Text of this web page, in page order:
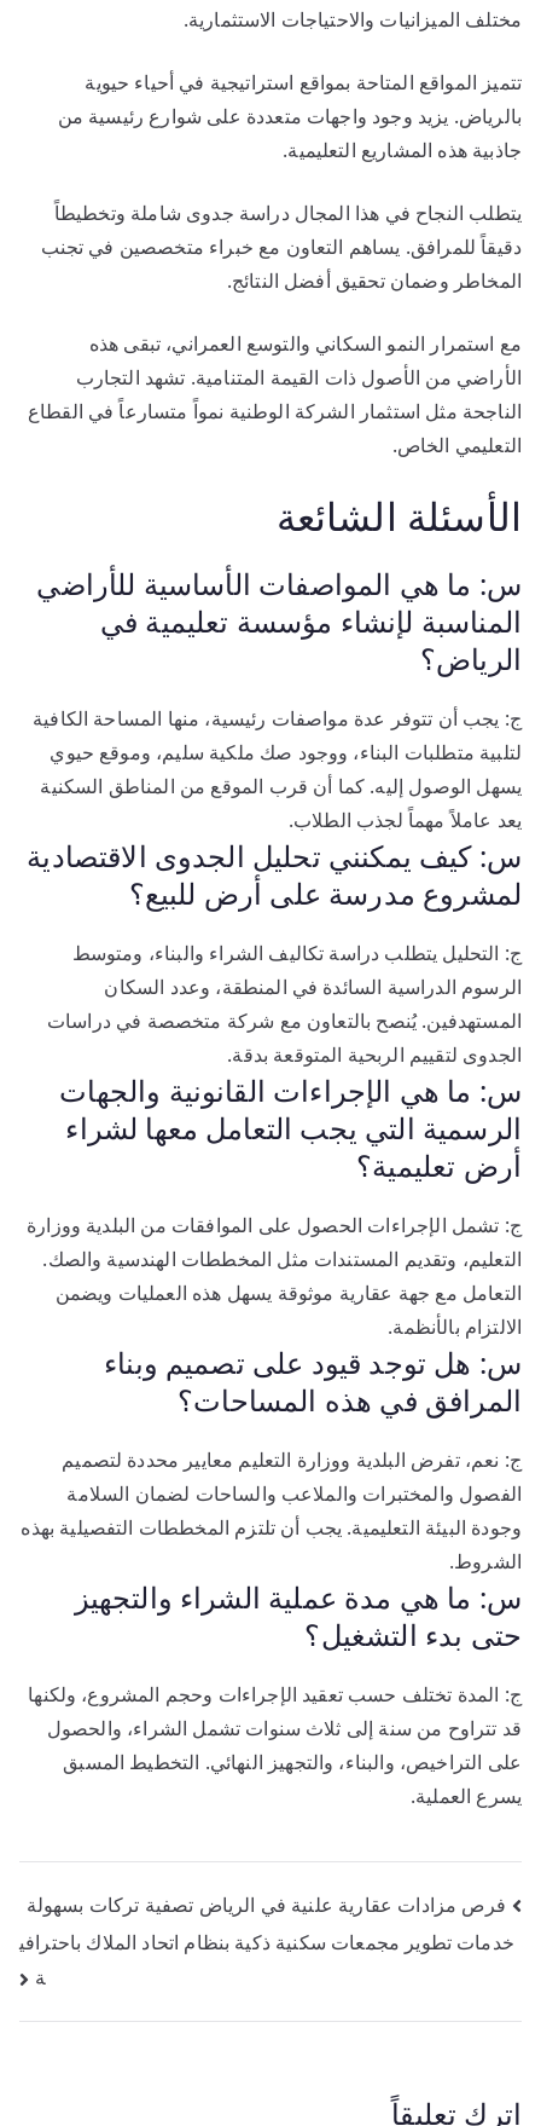
مختلف الميزانيات والاحتياجات الاستثمارية.
تتميز المواقع المتاحة بمواقع استراتيجية في أحياء حيوية
بالرياض. يزيد وجود واجهات متعددة على شوارع رئيسية من
جاذبية هذه المشاريع التعليمية.
يتطلب النجاح في هذا المجال دراسة جدوى شاملة وتخطيطاً
دقيقاً للمرافق. يساهم التعاون مع خبراء متخصصين في تجنب
المخاطر وضمان تحقيق أفضل النتائج.
مع استمرار النمو السكاني والتوسع العمراني، تبقى هذه
الأراضي من الأصول ذات القيمة المتنامية. تشهد التجارب
الناجحة مثل استثمار الشركة الوطنية نمواً متسارعاً في القطاع
التعليمي الخاص.
الأسئلة الشائعة
س: ما هي المواصفات الأساسية للأراضي
المناسبة لإنشاء مؤسسة تعليمية في
الرياض؟
ج: يجب أن تتوفر عدة مواصفات رئيسية، منها المساحة الكافية
لتلبية متطلبات البناء، ووجود صك ملكية سليم، وموقع حيوي
يسهل الوصول إليه. كما أن قرب الموقع من المناطق السكنية
يعد عاملاً مهماً لجذب الطلاب.
س: كيف يمكنني تحليل الجدوى الاقتصادية
لمشروع مدرسة على أرض للبيع؟
ج: التحليل يتطلب دراسة تكاليف الشراء والبناء، ومتوسط
الرسوم الدراسية السائدة في المنطقة، وعدد السكان
المستهدفين. يُنصح بالتعاون مع شركة متخصصة في دراسات
الجدوى لتقييم الربحية المتوقعة بدقة.
س: ما هي الإجراءات القانونية والجهات
الرسمية التي يجب التعامل معها لشراء
أرض تعليمية؟
ج: تشمل الإجراءات الحصول على الموافقات من البلدية ووزارة
التعليم، وتقديم المستندات مثل المخططات الهندسية والصك.
التعامل مع جهة عقارية موثوقة يسهل هذه العمليات ويضمن
الالتزام بالأنظمة.
س: هل توجد قيود على تصميم وبناء
المرافق في هذه المساحات؟
ج: نعم، تفرض البلدية ووزارة التعليم معايير محددة لتصميم
الفصول والمختبرات والملاعب والساحات لضمان السلامة
وجودة البيئة التعليمية. يجب أن تلتزم المخططات التفصيلية بهذه
الشروط.
س: ما هي مدة عملية الشراء والتجهيز
حتى بدء التشغيل؟
ج: المدة تختلف حسب تعقيد الإجراءات وحجم المشروع، ولكنها
قد تتراوح من سنة إلى ثلاث سنوات تشمل الشراء، والحصول
على التراخيص، والبناء، والتجهيز النهائي. التخطيط المسبق
يسرع العملية.
تصفّح
المقالات
فرص مزادات عقارية علنية في الرياض تصفية تركات بسهولة
خدمات تطوير مجمعات سكنية ذكية بنظام اتحاد الملاك باحترافي
ة
اترك تعليقاً